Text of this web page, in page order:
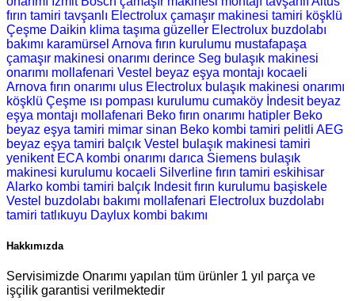
fırın tamiri tavşanlı Electrolux çamaşır makinesi tamiri köşklü
Çeşme Daikin klima taşıma güzeller Electrolux buzdolabı
bakımı karamürsel Arnova fırın kurulumu mustafapaşa
çamaşır makinesi onarımı derince Seg bulaşık makinesi
onarımı mollafenari Vestel beyaz eşya montajı kocaeli
Arnova fırın onarımı ulus Electrolux bulaşık makinesi onarımı
köşklü Çeşme ısı pompası kurulumu cumaköy İndesit beyaz
eşya montajı mollafenari Beko fırın onarımı hatipler Beko
beyaz eşya tamiri mimar sinan Beko kombi tamiri pelitli AEG
beyaz eşya tamiri balçık Vestel bulaşık makinesi tamiri
yenikent ECA kombi onarımı darıca Siemens bulaşık
makinesi kurulumu kocaeli Silverline fırın tamiri eskihisar
Alarko kombi tamiri balçık Indesit fırın kurulumu başiskele
Vestel buzdolabı bakımı mollafenari Electrolux buzdolabı
tamiri tatlıkuyu Daylux kombi bakımı
Hakkımızda
Servisimizde Onarımı yapılan tüm ürünler 1 yıl parça ve
işçilik garantisi verilmektedir